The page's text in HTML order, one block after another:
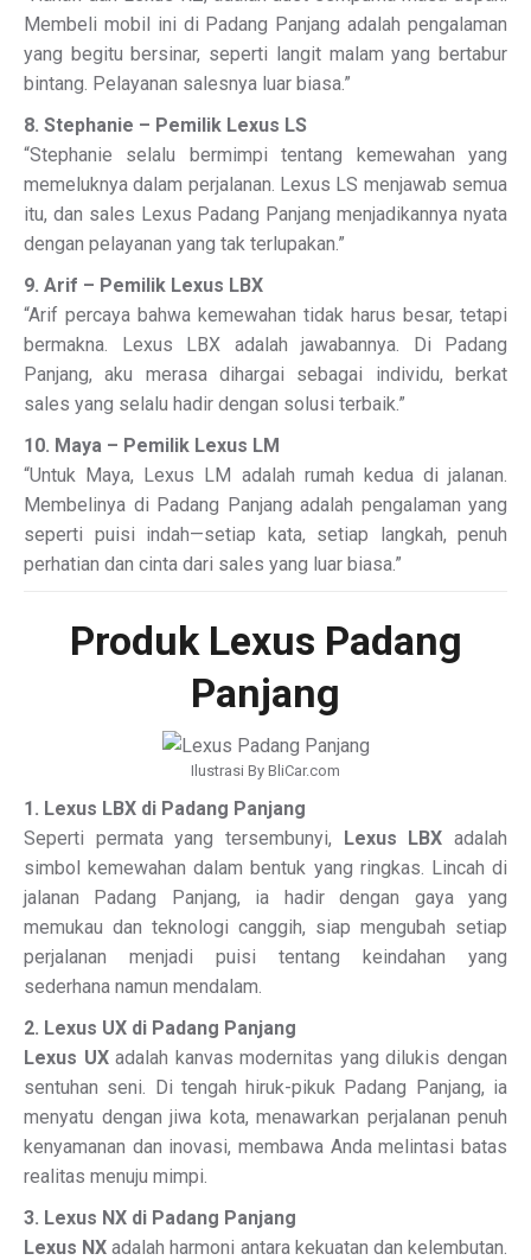
Membeli mobil ini di Padang Panjang adalah pengalaman
yang begitu bersinar, seperti langit malam yang bertabur
bintang. Pelayanan salesnya luar biasa.”
8. Stephanie – Pemilik Lexus LS
“Stephanie selalu bermimpi tentang kemewahan yang
memeluknya dalam perjalanan. Lexus LS menjawab semua
itu, dan sales Lexus Padang Panjang menjadikannya nyata
dengan pelayanan yang tak terlupakan.”
9. Arif – Pemilik Lexus LBX
“Arif percaya bahwa kemewahan tidak harus besar, tetapi
bermakna. Lexus LBX adalah jawabannya. Di Padang
Panjang, aku merasa dihargai sebagai individu, berkat
sales yang selalu hadir dengan solusi terbaik.”
10. Maya – Pemilik Lexus LM
“Untuk Maya, Lexus LM adalah rumah kedua di jalanan.
Membelinya di Padang Panjang adalah pengalaman yang
seperti puisi indah—setiap kata, setiap langkah, penuh
perhatian dan cinta dari sales yang luar biasa.”
Produk Lexus Padang
Panjang
Ilustrasi By BliCar.com
1. Lexus LBX di Padang Panjang
Seperti permata yang tersembunyi, Lexus LBX adalah
simbol kemewahan dalam bentuk yang ringkas. Lincah di
jalanan Padang Panjang, ia hadir dengan gaya yang
memukau dan teknologi canggih, siap mengubah setiap
perjalanan menjadi puisi tentang keindahan yang
sederhana namun mendalam.
2. Lexus UX di Padang Panjang
Lexus UXadalah kanvas modernitas yang dilukis dengan
sentuhan seni. Di tengah hiruk-pikuk Padang Panjang, ia
menyatu dengan jiwa kota, menawarkan perjalanan penuh
kenyamanan dan inovasi, membawa Anda melintasi batas
realitas menuju mimpi.
3. Lexus NX di Padang Panjang
Lexus NX adalah harmoni antara kekuatan dan kelembutan.